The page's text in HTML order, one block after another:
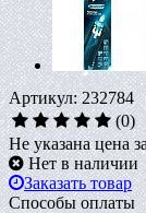
Артикул: 232784
(0)
Не указана цена
Нет в наличии
Заказать товар
Способы оплаты